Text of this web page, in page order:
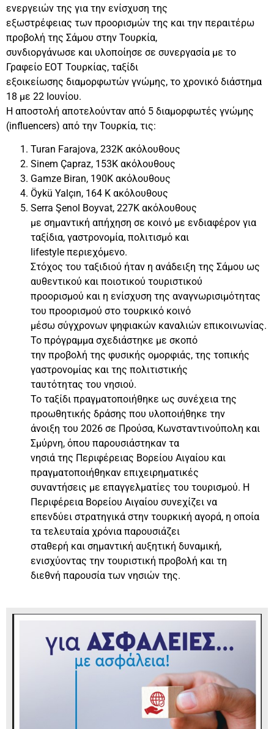
ενεργειών της για την ενίσχυση της
εξωστρέφειας των προορισμών της και την περαιτέρω
προβολή της Σάμου στην Τουρκία,
συνδιοργάνωσε και υλοποίησε σε συνεργασία με το
Γραφείο ΕΟΤ Τουρκίας, ταξίδι
εξοικείωσης διαμορφωτών γνώμης, το χρονικό διάστημα
18 με 22 Ιουνίου.
Η αποστολή αποτελούνταν από 5 διαμορφωτές γνώμης
(influencers) από την Τουρκία, τις:
Turan Farajova, 232Κ ακόλουθους
Sinem Çapraz, 153Κ ακόλουθους
Gamze Biran, 190Κ ακόλουθους
Öykü Yalçın, 164 Κ ακόλουθους
Serra Şenol Boyvat, 227K ακόλουθους
με σημαντική απήχηση σε κοινό με ενδιαφέρον για
ταξίδια, γαστρονομία, πολιτισμό και
lifestyle περιεχόμενο.
Στόχος του ταξιδιού ήταν η ανάδειξη της Σάμου ως
αυθεντικού και ποιοτικού τουριστικού
προορισμού και η ενίσχυση της αναγνωρισιμότητας
του προορισμού στο τουρκικό κοινό
μέσω σύγχρονων ψηφιακών καναλιών επικοινωνίας.
Το πρόγραμμα σχεδιάστηκε με σκοπό
την προβολή της φυσικής ομορφιάς, της τοπικής
γαστρονομίας και της πολιτιστικής
ταυτότητας του νησιού.
Το ταξίδι πραγματοποιήθηκε ως συνέχεια της
προωθητικής δράσης που υλοποιήθηκε την
άνοιξη του 2026 σε Προύσα, Κωνσταντινούπολη και
Σμύρνη, όπου παρουσιάστηκαν τα
νησιά της Περιφέρειας Βορείου Αιγαίου και
πραγματοποιήθηκαν επιχειρηματικές
συναντήσεις με επαγγελματίες του τουρισμού. Η
Περιφέρεια Βορείου Αιγαίου συνεχίζει να
επενδύει στρατηγικά στην τουρκική αγορά, η οποία
τα τελευταία χρόνια παρουσιάζει
σταθερή και σημαντική αυξητική δυναμική,
ενισχύοντας την τουριστική προβολή και τη
διεθνή παρουσία των νησιών της.